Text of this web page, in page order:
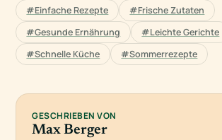
#Einfache Rezepte
#Frische Zutaten
#Gesunde Ernährung
#Leichte Gerichte
#Schnelle Küche
#Sommerrezepte
GESCHRIEBEN VON
Max Berger